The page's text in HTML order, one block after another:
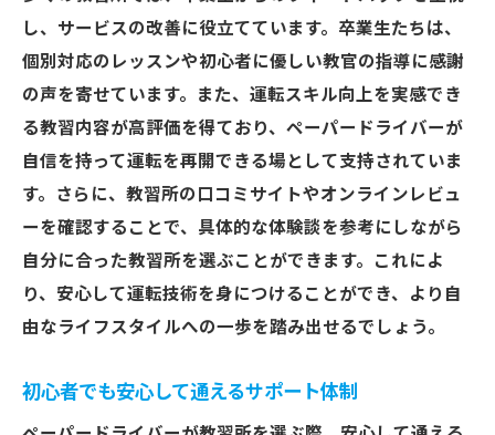
し、サービスの改善に役立てています。卒業生たちは、
個別対応のレッスンや初心者に優しい教官の指導に感謝
の声を寄せています。また、運転スキル向上を実感でき
る教習内容が高評価を得ており、ペーパードライバーが
自信を持って運転を再開できる場として支持されていま
す。さらに、教習所の口コミサイトやオンラインレビュ
ーを確認することで、具体的な体験談を参考にしながら
自分に合った教習所を選ぶことができます。これによ
り、安心して運転技術を身につけることができ、より自
由なライフスタイルへの一歩を踏み出せるでしょう。
初心者でも安心して通えるサポート体制